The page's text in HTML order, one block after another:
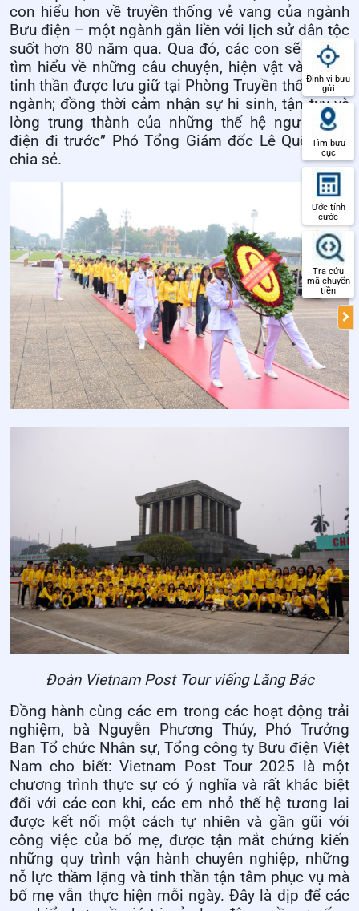
con hiểu hơn về truyền thống vẻ vang của ngành
Bưu điện – một ngành gắn liền với lịch sử dân tộc
suốt hơn 80 năm qua. Qua đó, các con sẽ có dịp
tìm hiểu về những câu chuyện, hiện vật và giá trị
tinh thần được lưu giữ tại Phòng Truyền thống của
ngành; đồng thời cảm nhận sự hi sinh, tận tụy và
lòng trung thành của những thế hệ người Bưu
điện đi trước” Phó Tổng Giám đốc Lê Quốc Anh
chia sẻ.
Đoàn Vietnam Post Tour viếng Lăng Bác
Đồng hành cùng các em trong các hoạt động trải
nghiệm, bà Nguyễn Phương Thúy, Phó Trưởng
Ban Tổ chức Nhân sự, Tổng công ty Bưu điện Việt
Nam cho biết: Vietnam Post Tour 2025 là một
chương trình thực sự có ý nghĩa và rất khác biệt
đối với các con khi, các em nhỏ thế hệ tương lai
được kết nối một cách tự nhiên và gần gũi với
công việc của bố mẹ, được tận mắt chứng kiến
những quy trình vận hành chuyên nghiệp, những
nỗ lực thầm lặng và tinh thần tận tâm phục vụ mà
bố mẹ vẫn thực hiện mỗi ngày. Đây là dịp để các
Định vị bưu
gửi
Tìm bưu
cục
Ước tính
cước
Tra cứu
mã chuyển
tiền